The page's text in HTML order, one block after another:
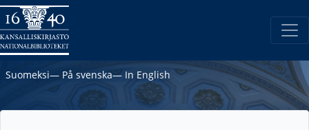
Suomeksi― På svenska― In English